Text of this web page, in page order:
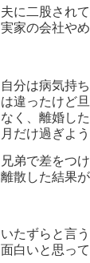
夫に二股され
実家の会社や
自分は病気持
は違ったけど
なく、離婚し
月だけ過ぎよ
兄弟で差をつ
離散した結果
いたずらと言
面白いと思っ